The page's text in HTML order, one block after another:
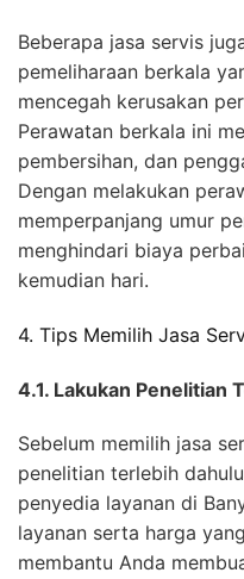
Beberapa jasa servis
pemeliharaan berkala
mencegah kerusakan
Perawatan berkala ini
pembersihan, dan
Dengan melakukan
memperpanjang umur
menghindari biaya
kemudian hari.
4. Tips Memilih Jasa
4.1. Lakukan Penelitian
Sebelum memilih jasa
penelitian terlebih
penyedia layanan di
layanan serta harga
membantu Anda